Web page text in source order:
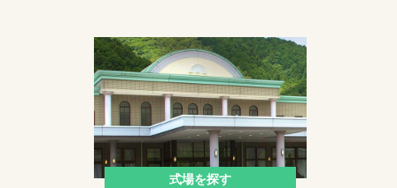
式場を探す